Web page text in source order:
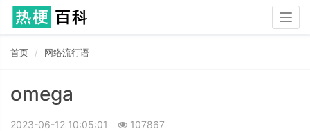
首页 网络流行语
omega
2023-06-12 10:05:01 107867